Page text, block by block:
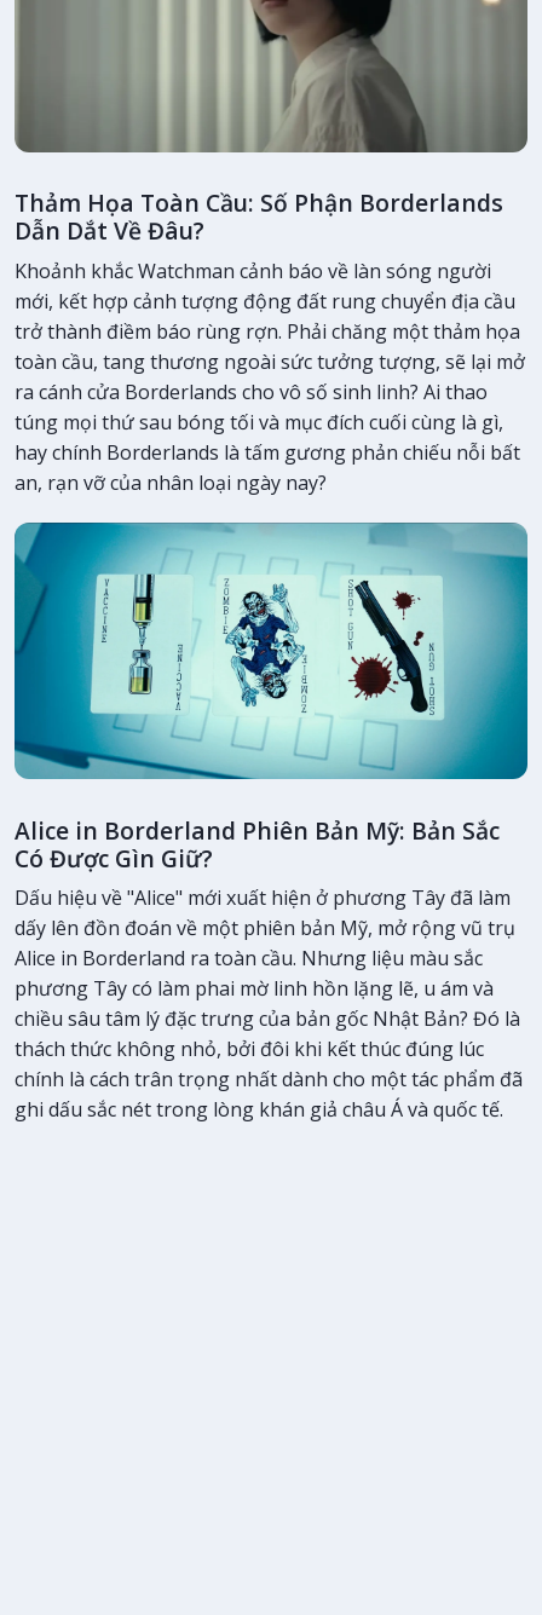
Thảm Họa Toàn Cầu: Số Phận Borderlands
Dẫn Dắt Về Đâu?
Khoảnh khắc Watchman cảnh báo về làn sóng người
mới, kết hợp cảnh tượng động đất rung chuyển địa cầu
trở thành điềm báo rùng rợn. Phải chăng một thảm họa
toàn cầu, tang thương ngoài sức tưởng tượng, sẽ lại mở
ra cánh cửa Borderlands cho vô số sinh linh? Ai thao
túng mọi thứ sau bóng tối và mục đích cuối cùng là gì,
hay chính Borderlands là tấm gương phản chiếu nỗi bất
an, rạn vỡ của nhân loại ngày nay?
Alice in Borderland Phiên Bản Mỹ: Bản Sắc
Có Được Gìn Giữ?
Dấu hiệu về "Alice" mới xuất hiện ở phương Tây đã làm
dấy lên đồn đoán về một phiên bản Mỹ, mở rộng vũ trụ
Alice in Borderland ra toàn cầu. Nhưng liệu màu sắc
phương Tây có làm phai mờ linh hồn lặng lẽ, u ám và
chiều sâu tâm lý đặc trưng của bản gốc Nhật Bản? Đó là
thách thức không nhỏ, bởi đôi khi kết thúc đúng lúc
chính là cách trân trọng nhất dành cho một tác phẩm đã
ghi dấu sắc nét trong lòng khán giả châu Á và quốc tế.